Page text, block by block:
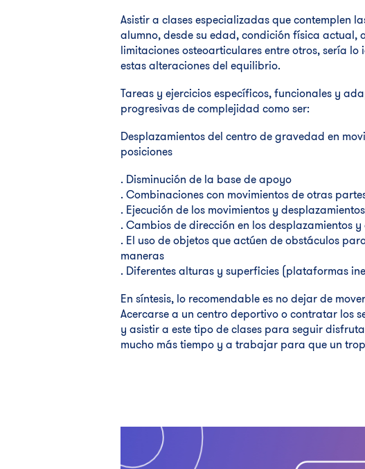
Asistir a clases especializadas que contemplen
alumno, desde su edad, condición física actual,
limitaciones osteoarticulares entre otros, sería
estas alteraciones del equilibrio.
Tareas y ejercicios específicos, funcionales y
progresivas de complejidad como ser:
Desplazamientos del centro de gravedad en
posiciones
. Disminución de la base de apoyo
. Combinaciones con movimientos de otras
. Ejecución de los movimientos y
. Cambios de dirección en los desplazamientos
. El uso de objetos que actúen de obstáculos
maneras
. Diferentes alturas y superficies (plataformas
En síntesis, lo recomendable es no dejar de
Acercarse a un centro deportivo o contratar los
y asistir a este tipo de clases para seguir
mucho más tiempo y a trabajar para que un